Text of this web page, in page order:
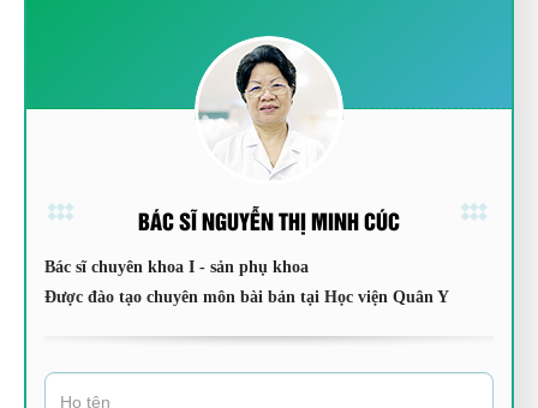
BÁC SĨ NGUYỄN THỊ MINH CÚC
Bác sĩ chuyên khoa I - sản phụ khoa
Được đào tạo chuyên môn bài bản tại Học viện Quân Y